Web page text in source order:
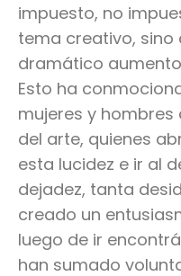
impuesto, no
tema creativo, sino
dramático aumento
Esto ha
mujeres y
del arte, quienes
esta lucidez e ir al
dejadez, tanta
creado un
luego de ir
han sumado